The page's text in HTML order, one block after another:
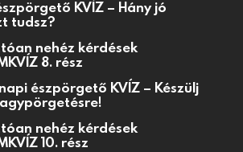
KVÍZ – Hány jó
tudsz?
nehéz kérdések
8. rész
észpörgető KVÍZ – Készülj
nehéz kérdések
10. rész